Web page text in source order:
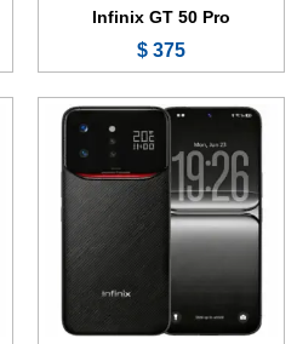
Infinix GT 50 Pro
375 $
الشاشة:6.78 بوصة - 144 هرتز - AMOLED
الذاكرة:
الرام:8 جيجابايت
الكاميرا:50 + 8 ميجابكسل
البطارية والشحن السريع:
عرض الموصفات ←